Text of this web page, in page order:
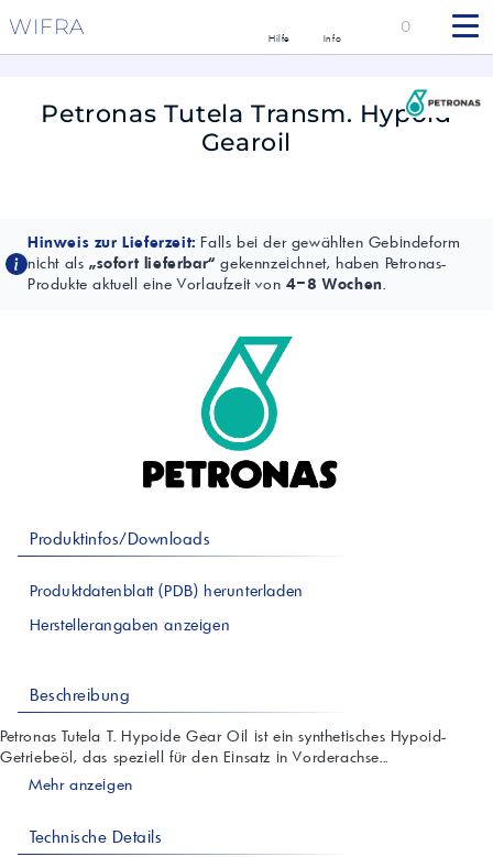
WIFRA Hilfe Info
0
Petronas Tutela Transm. Hypoid
Gearoil
Hinweis zur Lieferzeit: Falls bei der gewählten Gebindeform
nicht als „sofort lieferbar“ gekennzeichnet, haben Petronas-
Produkte aktuell eine Vorlaufzeit von 4–8 Wochen.
Produktinfos/Downloads
Produktdatenblatt (PDB) herunterladen
Herstellerangaben anzeigen
Beschreibung
Petronas Tutela T. Hypoide Gear Oil ist ein synthetisches Hypoid-
Getriebeöl, das speziell für den Einsatz in Vorderachse...
Mehr anzeigen
Technische Details